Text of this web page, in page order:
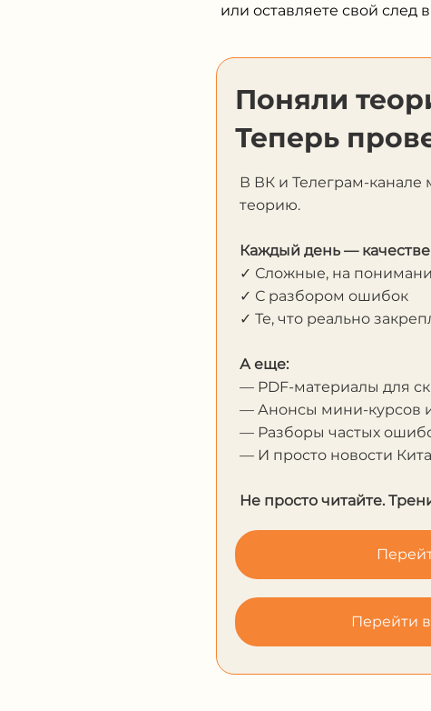
или оставляете свой след
Поняли
Теперь
В ВК и Телеграм-канале
теорию.
Каждый день —
✓ Сложные, на
✓ С разбором ошибок
✓ Те, что реально
А еще:
— PDF-материалы для
— Анонсы мини-курсов
— Разборы частых
— И просто новости
Не просто читайте.
Перейти